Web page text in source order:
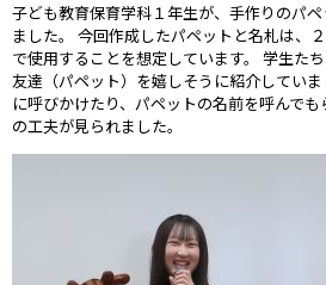
子ども教育保育学科１年生が、手作りのパ
ました。 今回作成したパペットと名札は、
で使用することを想定しています。 学生た
友達（パペット）を嬉しそうに紹介してい
に呼びかけたり、パペットの名前を呼んで
の工夫が見られました。